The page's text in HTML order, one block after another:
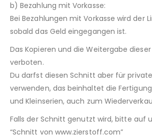
b) Bezahlung mit Vorkasse:
Bei Bezahlungen mit Vorkasse wird der
sobald das Geld eingegangen ist.
Das Kopieren und die Weitergabe
verboten.
Du darfst diesen Schnitt aber für
verwenden, das beinhaltet die
und Kleinserien, auch zum
Falls der Schnitt genutzt wird, bitte auf
“Schnitt von www.zierstoff.com”